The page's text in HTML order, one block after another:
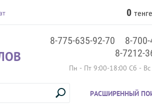
0 тенге
8-775-635-92-70
8-
8-7212-
Пн - Пт 9:00-18:00 Сб -
РАСШИРЕННЫЙ